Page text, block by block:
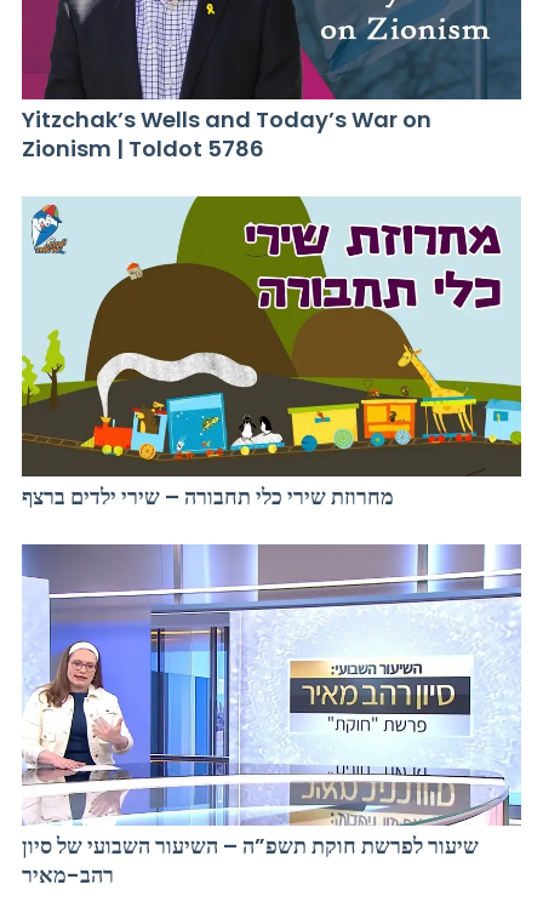
Yitzchak’s Wells and Today’s War on
Zionism | Toldot 5786
מחרוזת שירי כלי תחבורה – שירי ילדים ברצף
שיעור לפרשת חוקת תשפ”ה – השיעור השבועי של סיון
רהב-מאיר